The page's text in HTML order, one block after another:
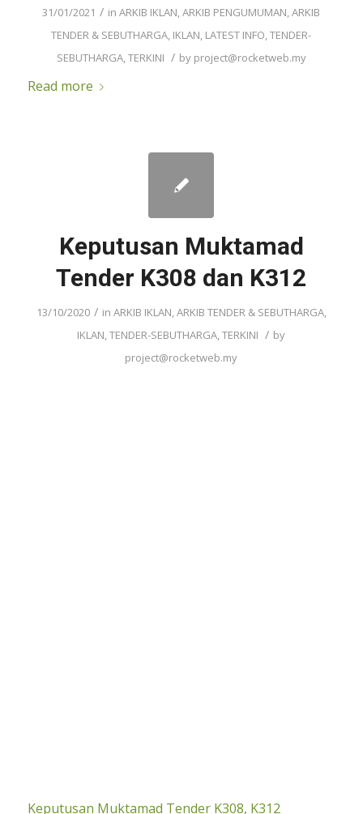
31/01/2021 / inARKIB IKLAN ,ARKIB PENGUMUMAN ,ARKIB
TENDER & SEBUTHARGA IKLAN LATEST INFO ,TENDER-
SEBUTHARGA, TERKINI / by project@rocketweb.my
Read more
Keputusan Muktamad
Tender K308 dan K312
13/10/2020 / in ARKIB IKLAN,ARKIB TENDER & SEBUTHARGA,
IKLAN,TENDER-SEBUTHARGA,TERKINI / by
project@rocketweb.my
Keputusan Muktamad Tender K308, K312